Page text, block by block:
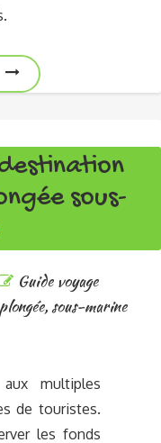
sous-
Guide voyage
plongée, sous-marine
multiples
de touristes.
les fonds